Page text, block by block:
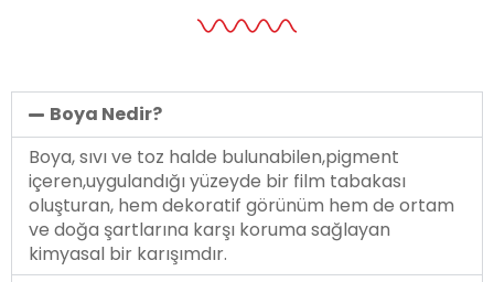
Boya Nedir?
Boya, sıvı ve toz halde bulunabilen,pigment
içeren,uygulandığı yüzeyde bir film tabakası
oluşturan, hem dekoratif görünüm hem de ortam
ve doğa şartlarına karşı koruma sağlayan
kimyasal bir karışımdır.